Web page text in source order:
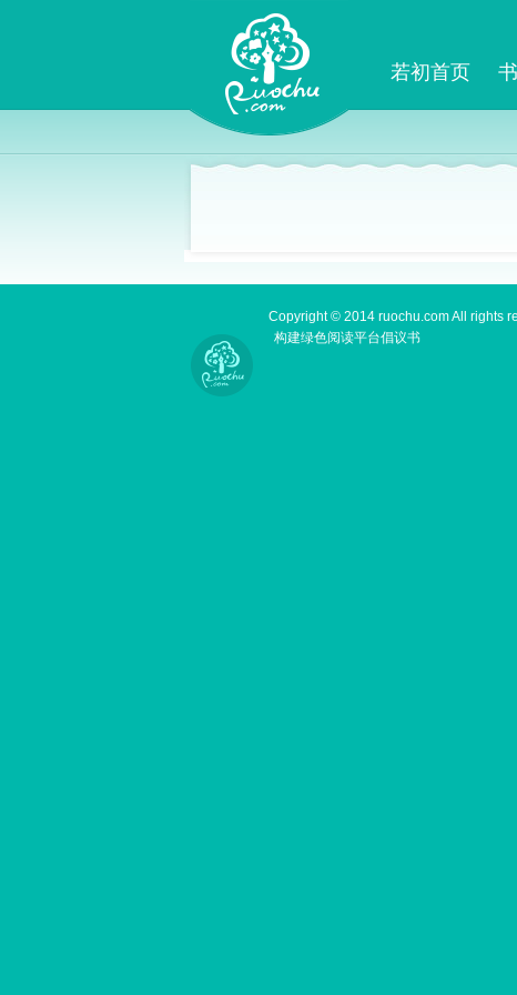
若初首页
Copyright © 2014 ruochu.com All rights
构建绿色阅读平台倡议书